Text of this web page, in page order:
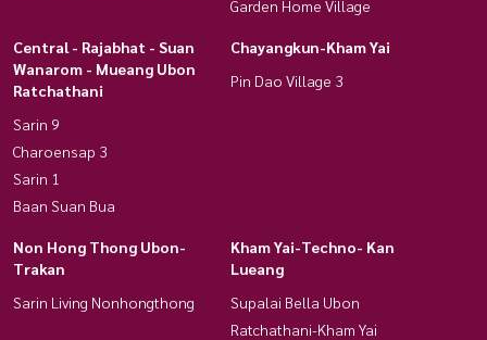
Garden Home Village
Central - Rajabhat - Suan
Wanarom - Mueang Ubon
Ratchathani
Sarin 9
Charoensap 3
Sarin 1
Baan Suan Bua
Chayangkun-Kham Yai
Pin Dao Village 3
Non Hong Thong Ubon-
Trakan
Sarin Living Nonhongthong
Kham Yai-Techno- Kan
Lueang
Supalai Bella Ubon
Ratchathani-Kham Yai